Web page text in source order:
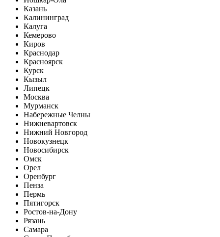
Казань
Калининград
Калуга
Кемерово
Киров
Краснодар
Красноярск
Курск
Кызыл
Липецк
Москва
Мурманск
Набережные Челны
Нижневартовск
Нижний Новгород
Новокузнецк
Новосибирск
Омск
Орел
Оренбург
Пенза
Пермь
Пятигорск
Ростов-на-Дону
Рязань
Самара